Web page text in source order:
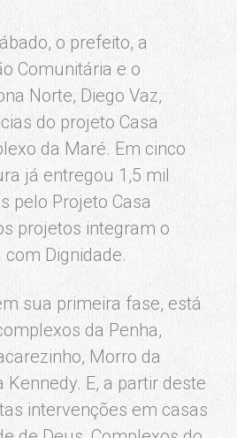
o prefeito, a
Comunitária e o
Norte, Diego Vaz,
do projeto Casa
da Maré. Em cinco
já entregou 1,5 mil
pelo Projeto Casa
projetos integram o
Dignidade.
sua primeira fase, está
da Penha,
Morro da
Kennedy. E, a partir deste
intervenções em casas